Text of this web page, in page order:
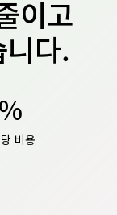
이고
다.
비용